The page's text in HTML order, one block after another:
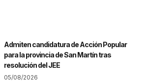
Admiten candidatura de Acción Popular
para la provincia de San Martín tras
resolución del JEE
05/08/2026